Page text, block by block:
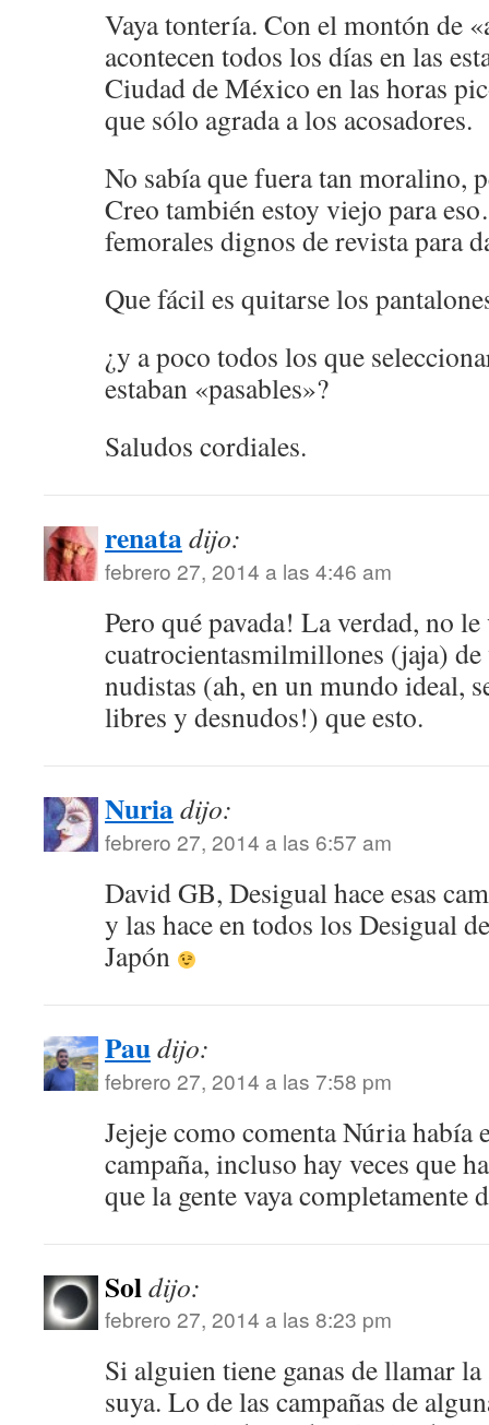
Vaya tontería. Con el montón de
acontecen todos los días en las
Ciudad de México en las horas
que sólo agrada a los acosadores.
No sabía que fuera tan moralino,
Creo también estoy viejo para
femorales dignos de revista para
Que fácil es quitarse los
¿y a poco todos los que
estaban «pasables»?
Saludos cordiales.
renatadijo:
febrero 27, 2014 a las 4:46 am
Pero qué pavada! La verdad, no
cuatrocientasmilmillones (jaja) de
nudistas (ah, en un mundo ideal,
libres y desnudos!) que esto.
Nuriadijo:
febrero 27, 2014 a las 6:57 am
David GB, Desigual hace esas
y las hace en todos los Desigual
Japón
Paudijo:
febrero 27, 2014 a las 7:58 pm
Jejeje como comenta Núria había
campaña, incluso hay veces que
que la gente vaya completamente
Soldijo:
febrero 27, 2014 a las 8:23 pm
Si alguien tiene ganas de llamar
suya. Lo de las campañas de